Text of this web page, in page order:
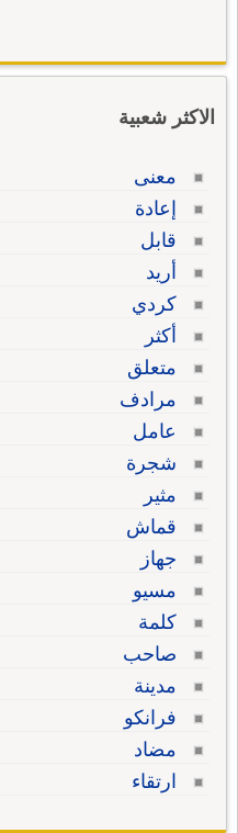
الاكثر شعبية
معنى
إعادة
قابل
أريد
كردي
أكثر
متعلق
مرادف
عامل
شجرة
مثير
قماش
جهاز
مسيو
كلمة
صاحب
مدينة
فرانكو
مضاد
ارتقاء